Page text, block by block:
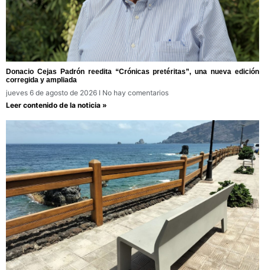
Donacio Cejas Padrón reedita “Crónicas pretéritas”, una nueva edición
corregida y ampliada
jueves 6 de agosto de 2026
No hay comentarios
Leer contenido de la noticia »